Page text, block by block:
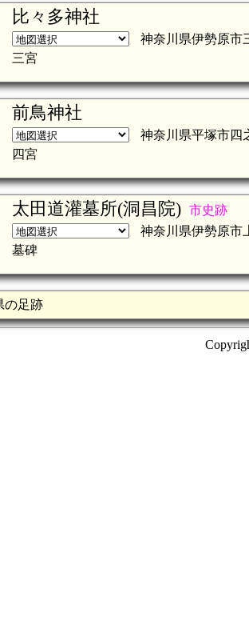
比々多神社
神奈川県伊勢原市
三宮
前鳥神社
神奈川県平塚市四
四宮
太田道灌墓所(洞昌院) 市史跡
神奈川県伊勢原市
墓碑
の足跡